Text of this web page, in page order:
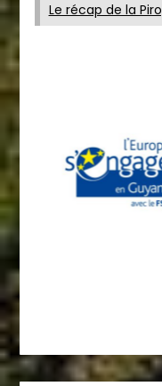
Le récap de la